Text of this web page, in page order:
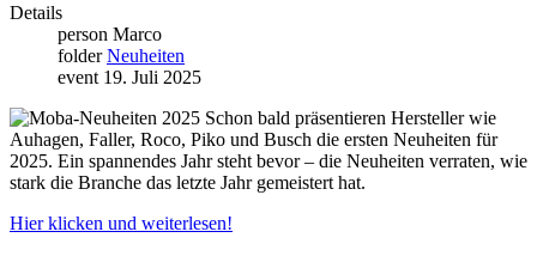
Details
person Marco
folder Neuheiten
event 19. Juli 2025
Schon bald präsentieren Hersteller wie
Auhagen, Faller, Roco, Piko und Busch die ersten Neuheiten für
2025. Ein spannendes Jahr steht bevor – die Neuheiten verraten, wie
stark die Branche das letzte Jahr gemeistert hat.
Hier klicken und weiterlesen!